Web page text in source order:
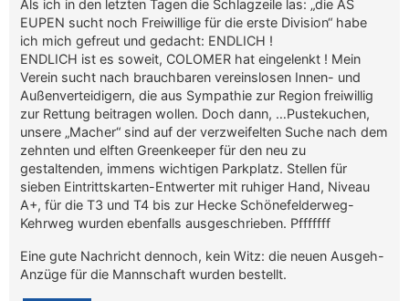
Als ich in den letzten Tagen die Schlagzeile las: „die AS
EUPEN sucht noch Freiwillige für die erste Division“ habe
ich mich gefreut und gedacht: ENDLICH !
ENDLICH ist es soweit, COLOMER hat eingelenkt ! Mein
Verein sucht nach brauchbaren vereinslosen Innen- und
Außenverteidigern, die aus Sympathie zur Region freiwillig
zur Rettung beitragen wollen. Doch dann, …Pustekuchen,
unsere „Macher“ sind auf der verzweifelten Suche nach dem
zehnten und elften Greenkeeper für den neu zu
gestaltenden, immens wichtigen Parkplatz. Stellen für
sieben Eintrittskarten-Entwerter mit ruhiger Hand, Niveau
A+, für die T3 und T4 bis zur Hecke Schönefelderweg-
Kehrweg wurden ebenfalls ausgeschrieben. Pfffffff
Eine gute Nachricht dennoch, kein Witz: die neuen Ausgeh-
Anzüge für die Mannschaft wurden bestellt.